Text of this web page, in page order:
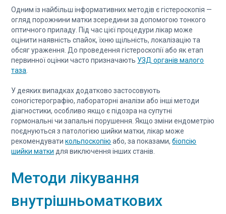
Одним із найбільш інформативних методів є гістероскопія —
огляд порожнини матки зсередини за допомогою тонкого
оптичного приладу. Під час цієї процедури лікар може
оцінити наявність спайок, їхню щільність, локалізацію та
обсяг ураження. До проведення гістероскопії або як етап
первинної оцінки часто призначають УЗД органів малого
таза
У деяких випадках додатково застосовують
соногістерографію, лабораторні аналізи або інші методи
діагностики, особливо якщо є підозра на супутні
гормональні чи запальні порушення. Якщо зміни ендометрію
поєднуються з патологією шийки матки, лікар може
рекомендуватикольпоскопію або, за показами,біопсію
шийки матки для виключення інших станів.
Методи лікування
внутрішньоматкових